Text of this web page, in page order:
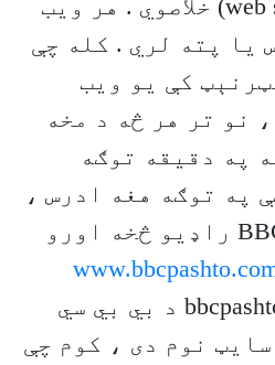
خپل ويب سايټ (web site) خلاصوي . هر ويب
يا پته لري . کله چې
کې يو ويب
نو تر هر څه د مخه
په دقيقه توګه
په توګه هغه ادرس ،
چې موږ يې تل له BBC راډيو څخه اورو
دلته www ويب ، bbcpashto د بي بي سي
نوم دی ، کوم چې